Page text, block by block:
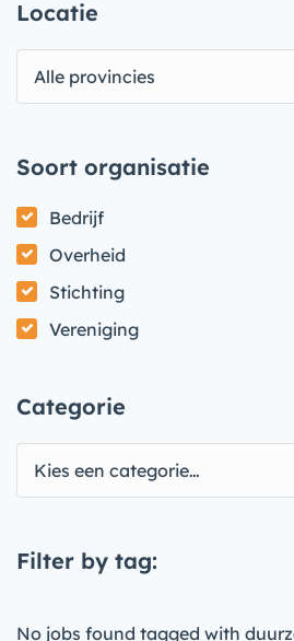
Locatie
Alle provincies
Soort organisatie
Bedrijf
Overheid
Stichting
Vereniging
Categorie
Kies een categorie…
Filter by tag:
No jobs found tagged with